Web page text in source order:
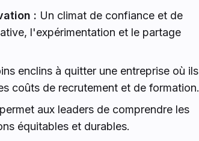
: Un climat de confiance et de
l'expérimentation et le partage
enclins à quitter une entreprise où ils
coûts de recrutement et de formation.
aux leaders de comprendre les
équitables et durables.